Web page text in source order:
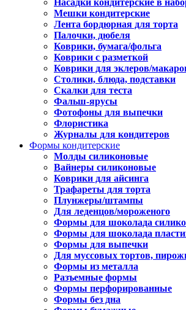
Насадки кондитерские в
Мешки кондитерские
Лента бордюрная для торта
Палочки, дюбеля
Коврики, бумага/фольга
Коврики с разметкой
Коврики для эклеров/
Столики, блюда, подставки
Скалки для теста
Фальш-ярусы
Фотофоны для выпечки
Флористика
Журналы для кондитеров
Формы кондитерские
Молды силиконовые
Вайнеры силиконовые
Коврики для айсинга
Трафареты для торта
Плунжеры/штампы
Для леденцов/мороженого
Формы для шоколада
Формы для шоколада
Формы для выпечки
Для муссовых тортов,
Формы из металла
Разъемные формы
Формы перфорированные
Формы без дна